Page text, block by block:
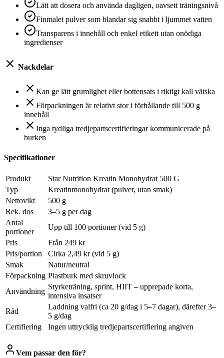
Lätt att dosera och använda dagligen, oavsett träningsnivå
Finmalet pulver som blandar sig snabbt i ljummet vatten
Transparens i innehåll och enkel etikett utan onödiga
ingredienser
Nackdelar
Kan ge lätt grumlighet eller bottensats i riktigt kall vätska
Förpackningen är relativt stor i förhållande till 500 g
innehåll
Inga tydliga tredjepartscertifieringar kommunicerade på
burken
Specifikationer
Produkt
Star Nutrition Kreatin Monohydrat 500 G
Typ
Kreatinmonohydrat (pulver, utan smak)
Nettovikt
500 g
Rek. dos
3–5 g per dag
Antal
portioner
Upp till 100 portioner (vid 5 g)
Pris
Från 249 kr
Pris/portion
Cirka 2,49 kr (vid 5 g)
Smak
Natur/neutral
Förpackning Plastburk med skruvlock
Användning
Styrketräning, sprint, HIIT – upprepade korta,
intensiva insatser
Råd
Laddning valfri (ca 20 g/dag i 5–7 dagar), därefter 3–
5 g/dag
Certifiering
Ingen uttrycklig tredjepartscertifiering angiven
Vem passar den för?